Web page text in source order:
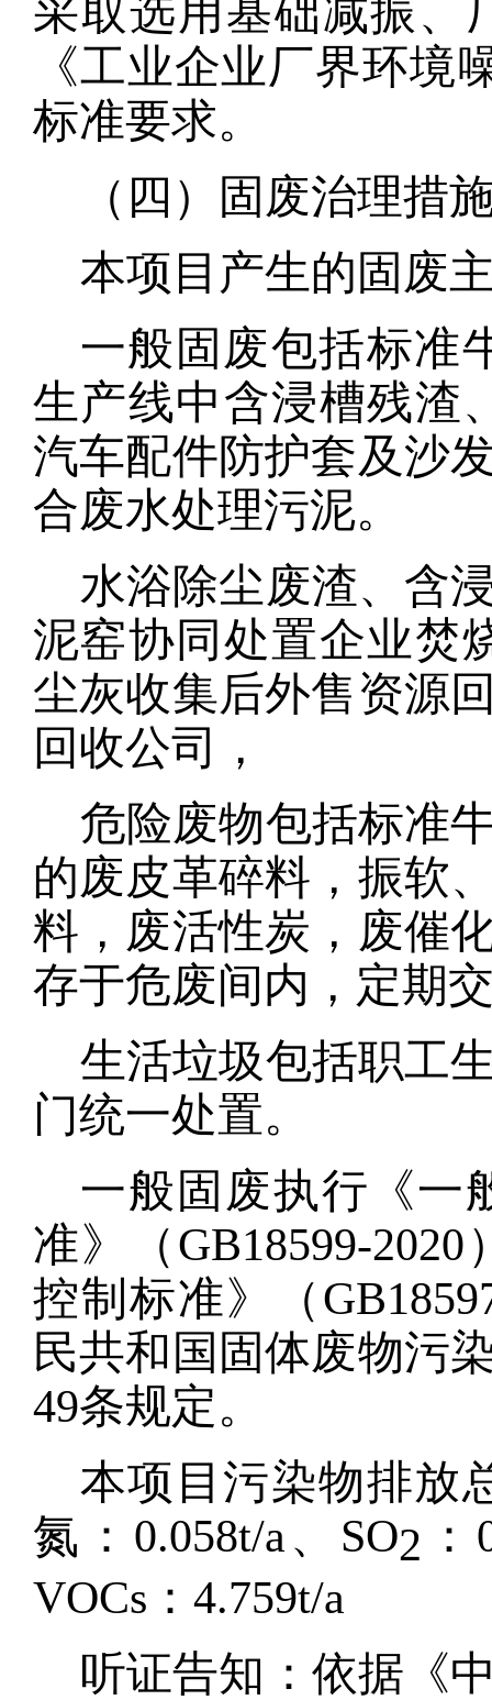
采取选用基础减振、
《工业企业厂界环境
标准要求。
（四）固废治理措
本项目产生的固废
一般固废包括标准
生产线中含浸槽残渣
汽车配件防护套及沙
合废水处理污泥。
水浴除尘废渣、 含
泥窑协同处置企业焚
尘灰收集后外售资源
回收公司
，
危险废物包括标准
的废皮革碎料，振软
料，废活性炭，废催
存于危废间内，定期
生活垃圾包括职工
门统一处置。
一般固废执行《一
准》（GB18599-
控制标准》（
民共和国固体废物污
49条规定。
本项目污染物排放
氮：0.058t/a、SO2 ：
VOCs： 4.759t/a
听证告知：依据《